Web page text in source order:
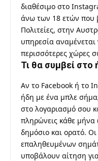
διαθέσιμο στο
άνω των 18 ετών που
Πολιτείες, στην
υπηρεσία
περισσότερες χώρες
Τι θα συμβεί
Αν το Facebook ή το
ήδη με ένα μπλε
στο λογαριασμό σου
πληρώνεις κάθε μήνα
δημόσιο και ορατό.
επαληθευμένων
υποβάλουν αίτηση